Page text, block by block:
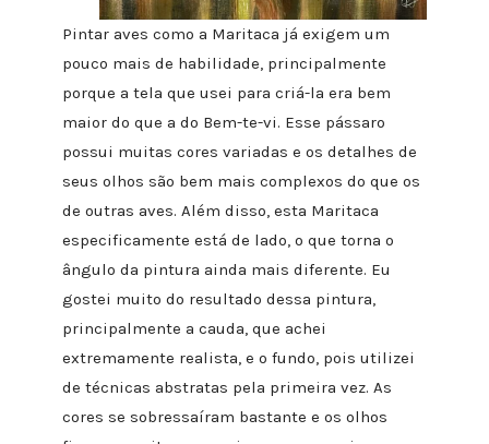
Pintar aves como a Maritaca já exigem um
pouco mais de habilidade, principalmente
porque a tela que usei para criá-la era bem
maior do que a do Bem-te-vi. Esse pássaro
possui muitas cores variadas e os detalhes de
seus olhos são bem mais complexos do que os
de outras aves. Além disso, esta Maritaca
especificamente está de lado, o que torna o
ângulo da pintura ainda mais diferente. Eu
gostei muito do resultado dessa pintura,
principalmente a cauda, que achei
extremamente realista, e o fundo, pois utilizei
de técnicas abstratas pela primeira vez. As
cores se sobressaíram bastante e os olhos